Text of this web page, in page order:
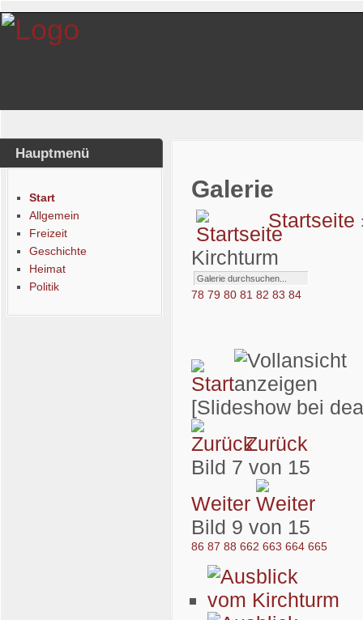
Hauptmenü
Start
Allgemein
Freizeit
Geschichte
Heimat
Politik
Galerie
Startseite
Kirchturm
78 79 80 81 82 83 84
[Slideshow bei
Zurück
Bild 7 von 15
Weiter
Bild 9 von 15
86 87 88 662 663 664 665